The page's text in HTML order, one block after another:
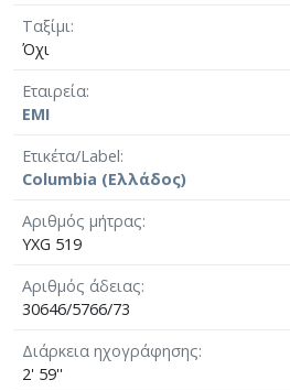
Ταξίμι
Όχι
Εταιρεία
EMI
Ετικέτα/Label
Columbia (Ελλάδος)
Αριθμός μήτρας
YXG 519
Αριθμός άδειας
30646/5766/73
Διάρκεια ηχογράφησης
2' 59''